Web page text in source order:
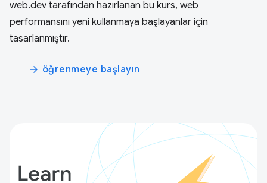
web.dev tarafından hazırlanan bu kurs, web
performansını yeni kullanmaya başlayanlar için
tasarlanmıştır.
arrow_forward öğrenmeye başlayın